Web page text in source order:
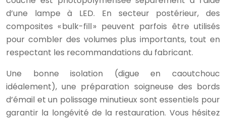
d’une lampe à LED. En secteur postérieur, des
composites « bulk-fill » peuvent parfois être utilisés
pour combler des volumes plus importants, tout en
respectant les recommandations du fabricant.
Une bonne isolation (digue en caoutchouc
idéalement), une préparation soigneuse des bords
d’émail et un polissage minutieux sont essentiels pour
garantir la longévité de la restauration. Vous hésitez